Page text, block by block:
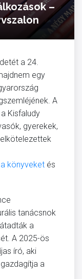
–
a 24.
egy
A
Kisfaludy
gyerekek,
könyveket és
tanácsnok
a
A 2025-ös
író, aki
a